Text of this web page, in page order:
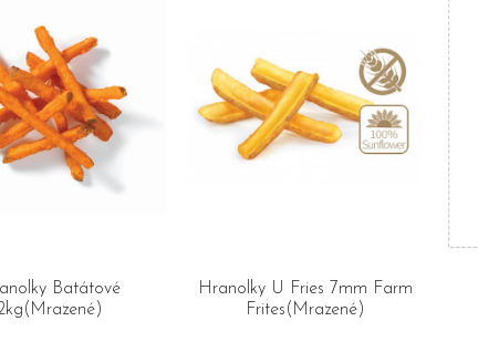
Batátové
Hranolky U Fries 7mm Farm
Frites(Mrazené)